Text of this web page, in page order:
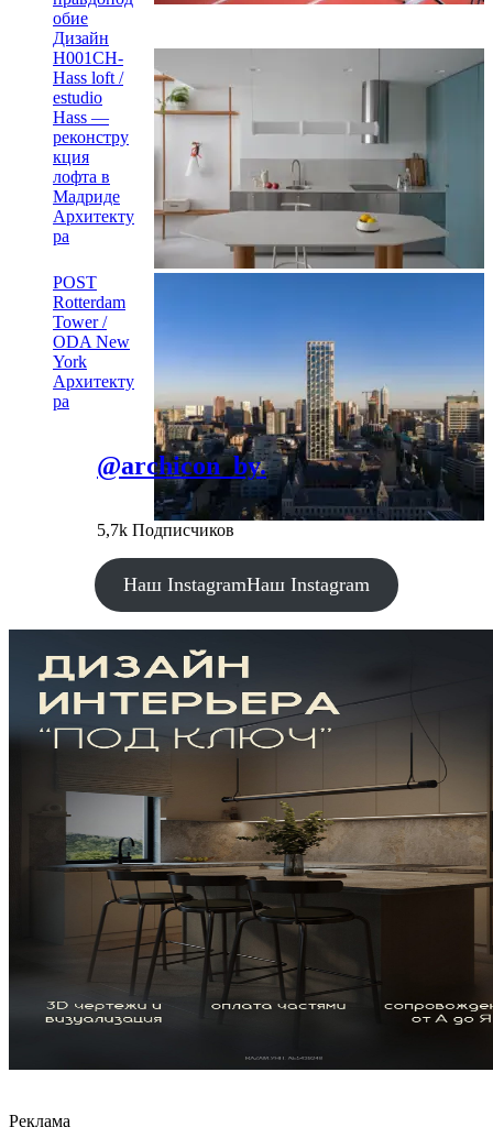
обие
Дизайн
H001CH-
Hass loft /
estudio
Hass —
реконстру
кция
лофта в
Мадриде
Архитекту
ра
POST
Rotterdam
Tower /
ODA New
York
Архитекту
ра
@archicon_by.
5,7k Подписчиков
Наш InstagramНаш Instagram
Реклама